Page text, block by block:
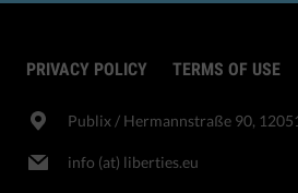
PRIVACY POLICY TERMS OF USE
Publix​ / Hermannstraße 90,
info (at) liberties.eu